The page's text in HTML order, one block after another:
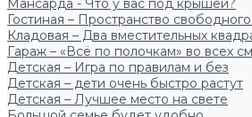
Мансарда - Что у вас под крышей?
Гостиная – Пространство
Кладовая – Два вместительных
Гараж – «Всё по полочкам» во всех
Детская – Игра по правилам и без
Детская – дети очень быстро растут
Детская – Лучшее место на свете